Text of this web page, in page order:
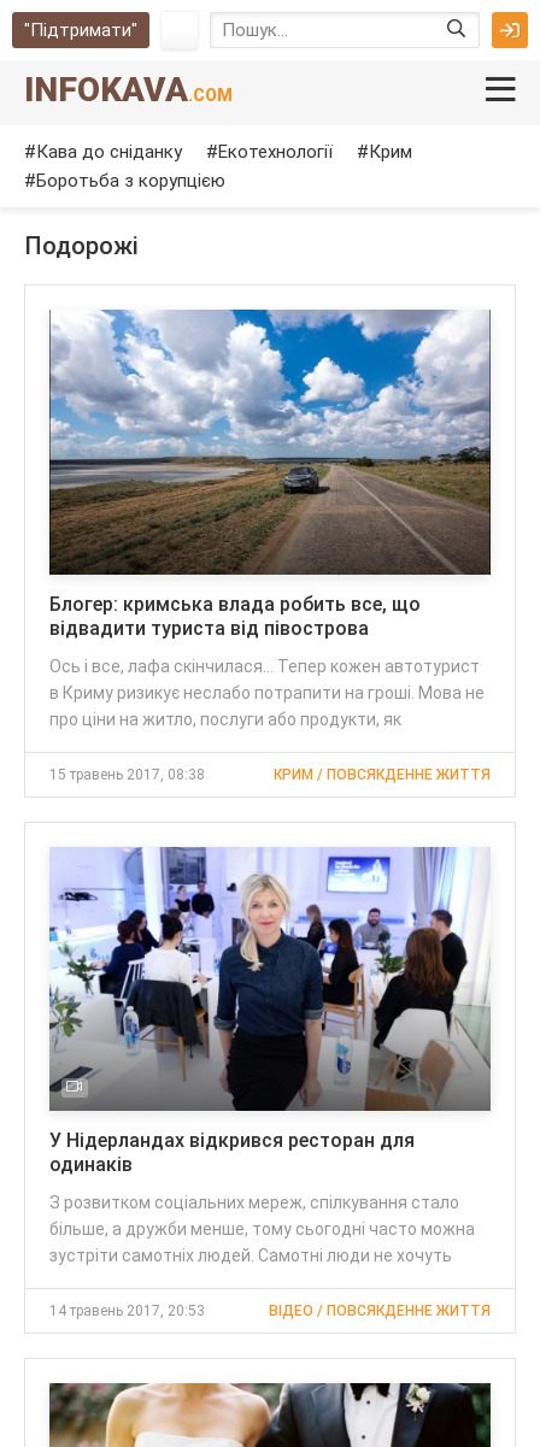
"Підтримати"
INFOKAVA.COM
Кава до сніданку Екотехнології
Крим
Боротьба з корупцією
Подорожі
Блогер: кримська влада робить все, що
відвадити туриста від півострова
Ось і все, лафа скінчилася... Тепер кожен автотурист
в Криму ризикує неслабо потрапити на гроші. Мова не
про ціни на житло, послуги або продукти, як
15 травень 2017, 08:38 КРИМ / ПОВСЯКДЕННЕ ЖИТТЯ
У Нідерландах відкрився ресторан для
одинаків
З розвитком соціальних мереж, спілкування стало
більше, а дружби менше, тому сьогодні часто можна
зустріти самотніх людей. Самотні люди не хочуть
14 травень 2017, 20:53 ВІДЕО / ПОВСЯКДЕННЕ ЖИТТЯ